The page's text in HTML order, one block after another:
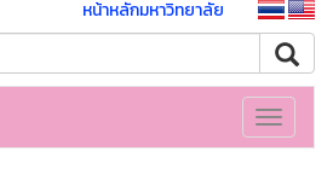
หน้าหลักมหาวิทยาลัย
Toggle